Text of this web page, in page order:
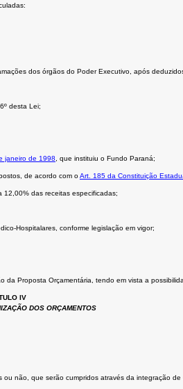
dos órgãos do Poder Executivo, após
desta Lei;
janeiro de 1998 , que instituiu o Fundo Paraná;
de acordo com oArt. 185 da Constituição
12,00% das receitas especificadas;
Hospitalares, conforme legislação em vigor;
Proposta Orçamentária, tendo em vista a
IV
DOS ORÇAMENTOS
não, que serão cumpridos através da integração